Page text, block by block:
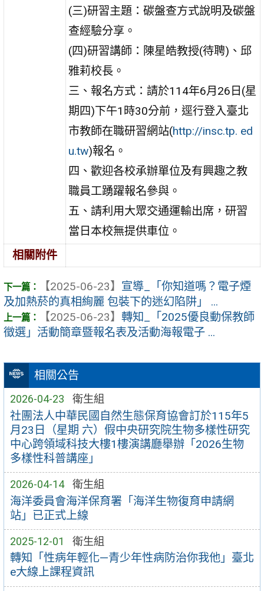
相關公告
2026-04-23 衛生組
社團法人中華民國自然生態保育協會訂於115年5
月23日（星期 六）假中央研究院生物多樣性研究
中心跨領域科技大樓1樓演講廳舉辦「2026生物
多樣性科普講座」
2026-04-14 衛生組
海洋委員會海洋保育署「海洋生物復育申請網
站」已正式上線
2025-12-01 衛生組
轉知「性病年輕化—青少年性病防治你我他」臺北
e大線上課程資訊
(三)研習主題：碳盤查方式說明及碳盤
查經驗分享。
(四)研習講師：陳星皓教授(待聘)、邱
雅莉校長。
三、報名方式：請於114年6月26日(星
期四)下午1時30分前，逕行登入臺北
市教師在職研習網站(http://insc.tp. ed
u.tw)報名。
四、歡迎各校承辦單位及有興趣之教
職員工踴躍報名參與。
五、請利用大眾交通運輸出席，研習
當日本校無提供車位。
相關附件
【2025-06-23】 宣導_「你知道嗎？電子煙
及加熱菸的真相絢麗 包裝下的迷幻陷阱」 ...
【2025-06-23】 轉知_「2025優良動保教師
徵選」活動簡章暨報名表及活動海報電子 ...